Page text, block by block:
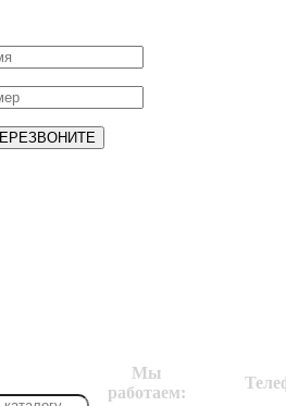
Мы
работаем: